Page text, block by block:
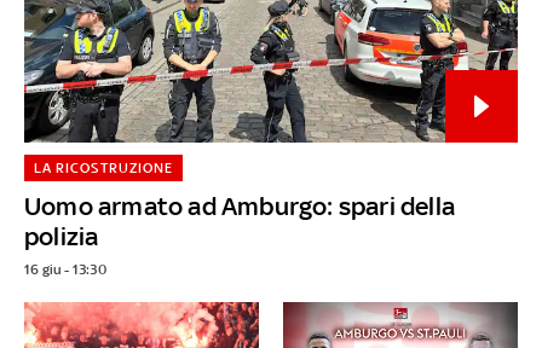
Uomo armato ad Amburgo: spari della
polizia
LA RICOSTRUZIONE
16 giu - 13:30